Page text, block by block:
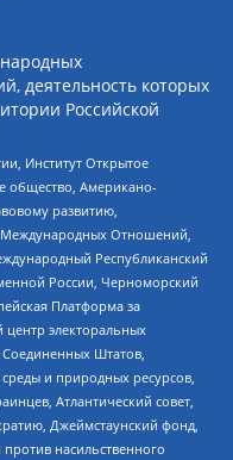
деятельность которых
Российской
Институт Открытое
общество, Американо-
развитию,
Международных Отношений,
Республиканский
России, Черноморский
Платформа за
электоральных
Штатов,
и природных ресурсов,
Атлантический совет,
Джеймстаунский фонд,
насильственного